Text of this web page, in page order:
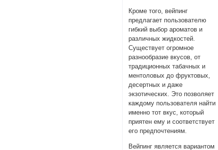
Кроме того, вейпинг
предлагает пользователю
гибкий выбор ароматов и
различных жидкостей.
Существует огромное
разнообразие вкусов, от
традиционных табачных и
ментоловых до фруктовых,
десертных и даже
экзотических. Это позволяет
каждому пользователя найти
именно тот вкус, который
приятен ему и соответствует
его предпочтениям.
Вейпинг является вариантом